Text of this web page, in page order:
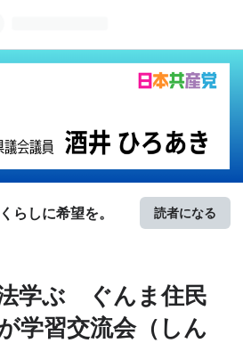
らしに希望を。 読者になる
学ぶ ぐんま住民
学習交流会（しん